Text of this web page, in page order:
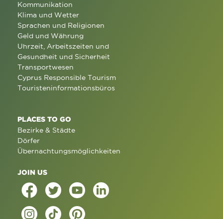
Kommunikation
Klima und Wetter
Sprachen und Religionen
Geld und Währung
Uhrzeit, Arbeitszeiten und
Gesundheit und Sicherheit
Transportwesen
Cyprus Responsible Tourism
Touristeninformationsbüros
PLACES TO GO
Bezirke & Städte
Dörfer
Übernachtungsmöglichkeiten
JOIN US